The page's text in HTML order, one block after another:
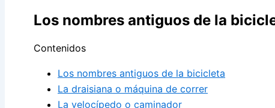
Los nombres antiguos de la
Contenidos
Los nombres antiguos de la bicicleta
La draisiana o máquina de correr
La velocípedo o caminador